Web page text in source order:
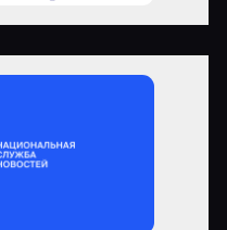
квесты
«Мир Квестов»